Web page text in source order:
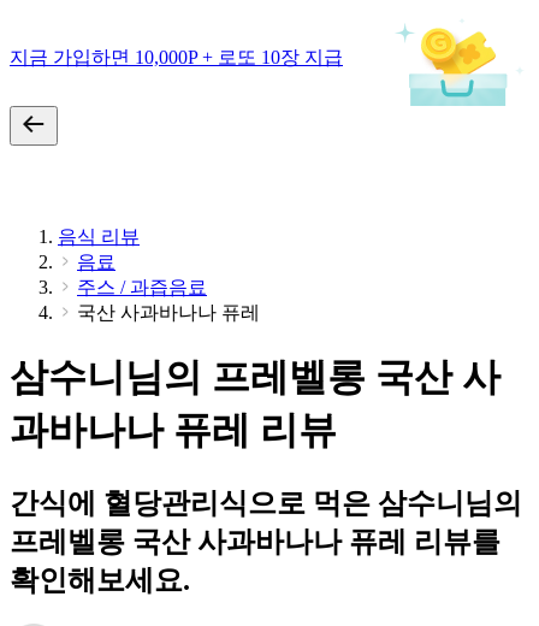
지금 가입하면 10,000P + 로또 10장 지급
음식 리뷰
음료
주스 / 과즙음료
국산 사과바나나 퓨레
삼수니님의 프레벨롱 국산 사
과바나나 퓨레 리뷰
간식에 혈당관리식으로 먹은 삼수니님의
프레벨롱 국산 사과바나나 퓨레 리뷰를
확인해보세요.